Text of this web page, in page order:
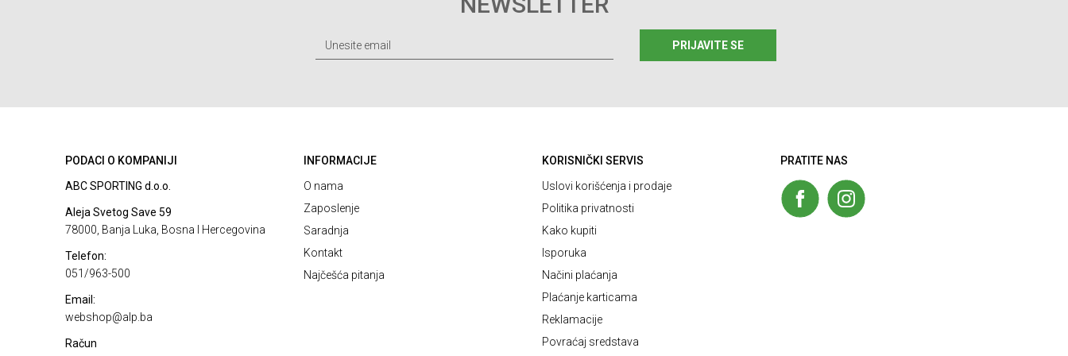
PRIJAVITE SE
PODACI O KOMPANIJI
ABC SPORTING d.o.o.
Aleja Svetog Save 59
78000, Banja Luka, Bosna I Hercegovina
Telefon:
051/963-500
Email:
webshop@alp.ba
Račun
INFORMACIJE
O nama
Zaposlenje
Saradnja
Kontakt
Najčešća pitanja
KORISNIČKI SERVIS
Uslovi korišćenja i prodaje
Politika privatnosti
Kako kupiti
Isporuka
Načini plaćanja
Plaćanje karticama
Reklamacije
Povraćaj sredstava
PRATITE NAS